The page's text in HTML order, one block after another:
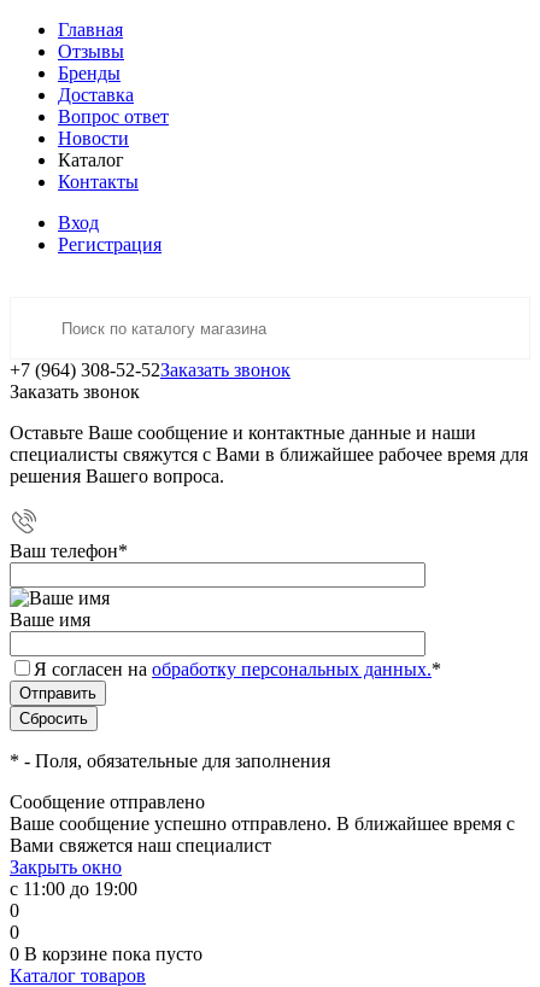
Главная
Отзывы
Бренды
Доставка
Вопрос ответ
Новости
Каталог
Контакты
Вход
Регистрация
+7 (964) 308-52-52Заказать звонок
Заказать звонок
Оставьте Ваше сообщение и контактные данные и наши
специалисты свяжутся с Вами в ближайшее рабочее время для
решения Вашего вопроса.
Ваш телефон*
Ваше имя
Я согласен на обработку персональных данных.*
* - Поля, обязательные для заполнения
Сообщение отправлено
Ваше сообщение успешно отправлено. В ближайшее время с
Вами свяжется наш специалист
Закрыть окно
с 11:00 до 19:00
0
0
0 В корзине пока пусто
Каталог товаров